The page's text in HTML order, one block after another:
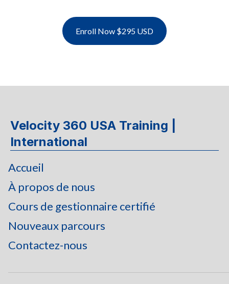
Enroll Now $295 USD
Velocity 360 USA Training |
International
Accueil
À propos de nous
Cours de gestionnaire certifié
Nouveaux parcours
Contactez-nous